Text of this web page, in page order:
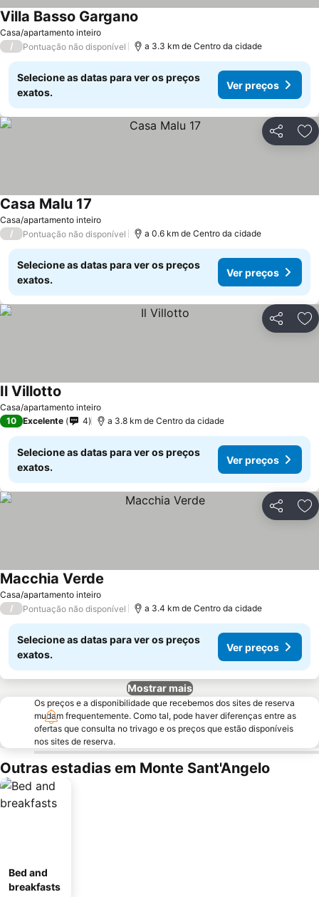
Casa/apartamento inteiro
Villa Basso Gargano
/ Pontuação não disponível a 3.3 km de Centro da cidade
Selecione as datas para ver os preços
exatos.
Ver preços
Partilhar
Casa/apartamento inteiro
Casa Malu 17
/ Pontuação não disponível a 0.6 km de Centro da cidade
Selecione as datas para ver os preços
exatos.
Ver preços
Partilhar
Casa/apartamento inteiro
Il Villotto
10 Excelente 4 a 3.8 km de Centro da cidade
Selecione as datas para ver os preços
exatos.
Ver preços
Partilhar
Casa/apartamento inteiro
Macchia Verde
/ Pontuação não disponível a 3.4 km de Centro da cidade
Selecione as datas para ver os preços
exatos.
Ver preços
Mostrar mais
Os preços e a disponibilidade que recebemos dos sites de reserva
mudam frequentemente. Como tal, pode haver diferenças entre as
ofertas que consulta no trivago e os preços que estão disponíveis
nos sites de reserva.
Outras estadias em Monte Sant'Angelo
Bed and
breakfasts